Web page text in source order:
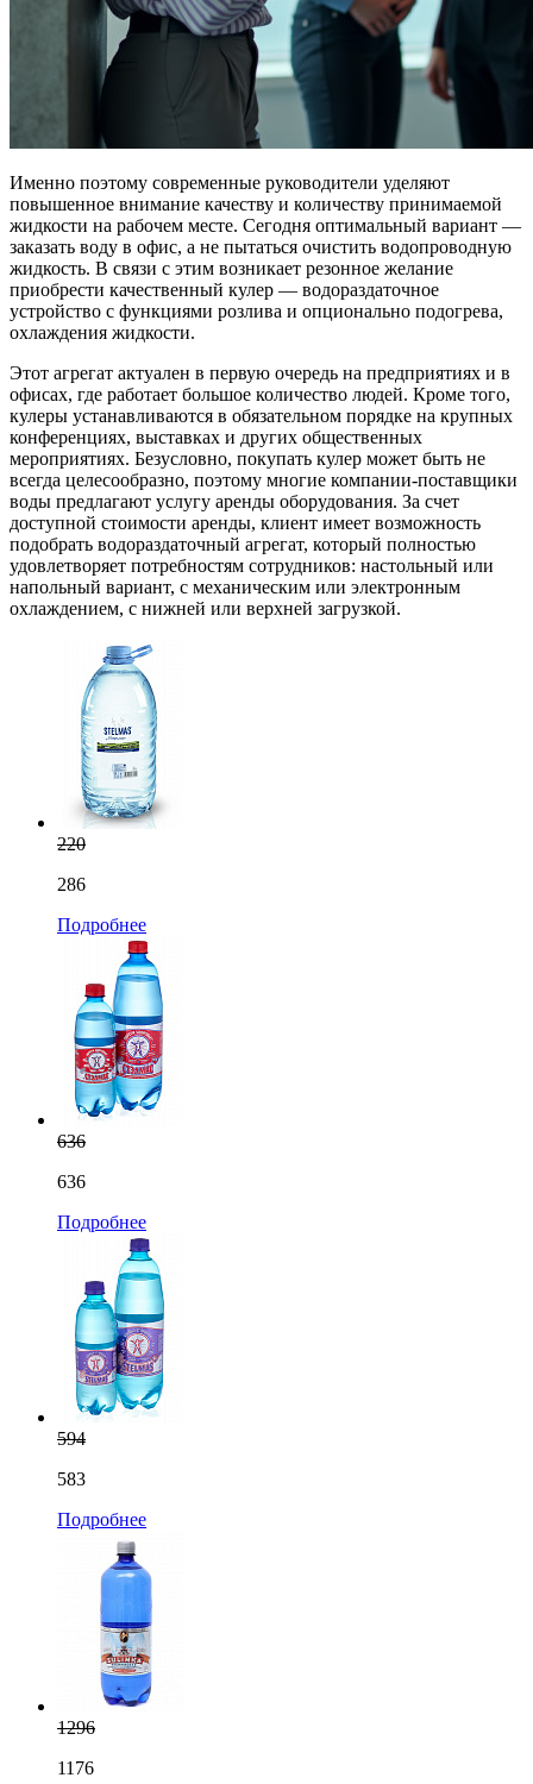
Именно поэтому современные руководители уделяют
повышенное внимание качеству и количеству принимаемой
жидкости на рабочем месте. Сегодня оптимальный вариант —
заказать воду в офис, а не пытаться очистить водопроводную
жидкость. В связи с этим возникает резонное желание
приобрести качественный кулер — водораздаточное
устройство с функциями розлива и опционально подогрева,
охлаждения жидкости.
Этот агрегат актуален в первую очередь на предприятиях и в
офисах, где работает большое количество людей. Кроме того,
кулеры устанавливаются в обязательном порядке на крупных
конференциях, выставках и других общественных
мероприятиях. Безусловно, покупать кулер может быть не
всегда целесообразно, поэтому многие компании-поставщики
воды предлагают услугу аренды оборудования. За счет
доступной стоимости аренды, клиент имеет возможность
подобрать водораздаточный агрегат, который полностью
удовлетворяет потребностям сотрудников: настольный или
напольный вариант, с механическим или электронным
охлаждением, с нижней или верхней загрузкой.
220
286
Подробнее
636
636
Подробнее
594
583
Подробнее
1296
1176